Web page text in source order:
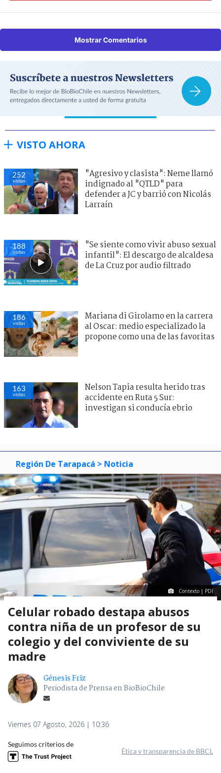
Mostrar Comentarios
VISTO AHORA
252
visitas
"Agresivo y clasista": Neme llamó
indignado al "QTLD" para
defender a JC y barrió con Nicolás
Larraín
188
visitas
"Se siente como vivir abuso sexual
infantil": El descargo de alcaldesa
de La Cruz por audio filtrado
186
visitas
Mariana di Girolamo en la carrera
al Oscar: medio especializado la
propone como una de las favoritas
163
visitas
Nelson Tapia resulta herido tras
accidente en Ruta 5 Sur:
investigan si conducía ebrio
Región De Tarapacá > Noticia
Contexto | PDI
Celular robado destapa abusos
contra niña de un profesor de su
colegio y del conviviente de su
madre
Génesis Friz
Periodista de Prensa en BioBioChile
Viernes 07 Agosto, 2026 | 10:36
Seguimos criterios de
Ética y transparencia de BBCL